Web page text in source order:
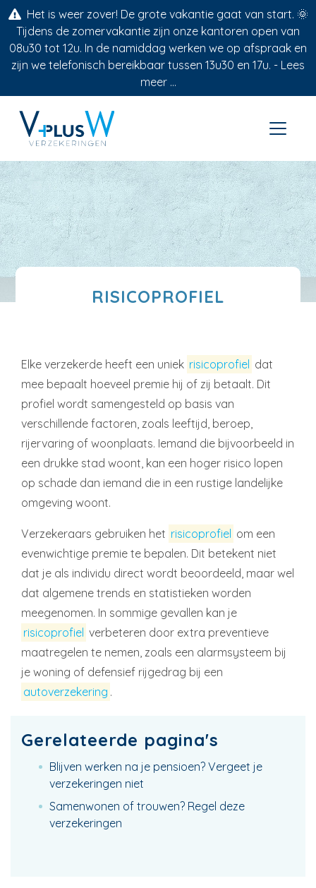
Het is weer zover! De grote vakantie gaat van start. 🌞
Tijdens de zomervakantie zijn onze kantoren open van
08u30 tot 12u. In de namiddag werken we op afspraak en
zijn we telefonisch bereikbaar tussen 13u30 en 17u. - Lees
meer ...
RISICOPROFIEL
Elke verzekerde heeft een uniek risicoprofiel dat
mee bepaalt hoeveel premie hij of zij betaalt. Dit
profiel wordt samengesteld op basis van
verschillende factoren, zoals leeftijd, beroep,
rijervaring of woonplaats. Iemand die bijvoorbeeld in
een drukke stad woont, kan een hoger risico lopen
op schade dan iemand die in een rustige landelijke
omgeving woont.
Verzekeraars gebruiken het risicoprofiel om een
evenwichtige premie te bepalen. Dit betekent niet
dat je als individu direct wordt beoordeeld, maar wel
dat algemene trends en statistieken worden
meegenomen. In sommige gevallen kan je
risicoprofiel verbeteren door extra preventieve
maatregelen te nemen, zoals een alarmsysteem bij
je woning of defensief rijgedrag bij een
autoverzekering .
Gerelateerde pagina's
Blijven werken na je pensioen? Vergeet je
verzekeringen niet
Samenwonen of trouwen? Regel deze
verzekeringen